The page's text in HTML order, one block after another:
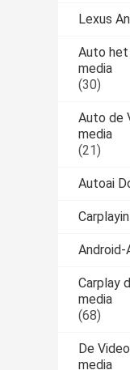
Lexus
Auto het
media
(30)
Auto de
media
(21)
Autoai
Carplay
media
(68)
De
media